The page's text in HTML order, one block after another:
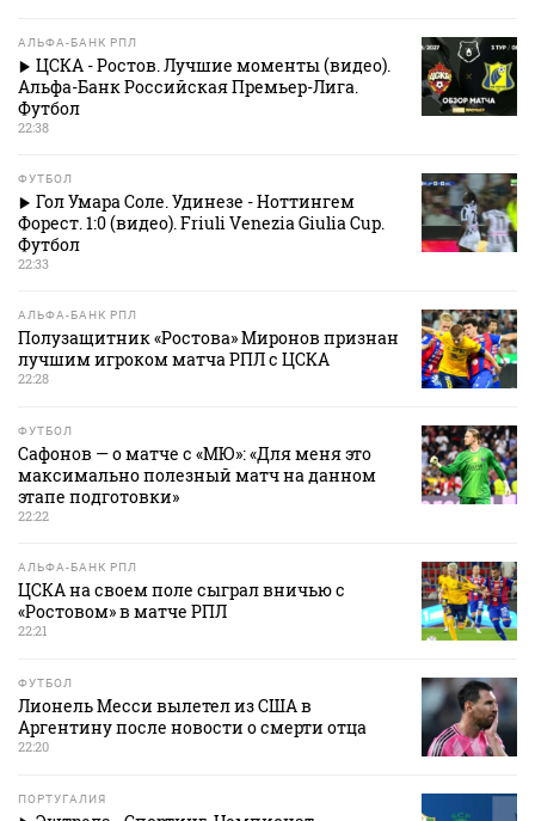
АЛЬФА-БАНК РПЛ
ЦСКА - Ростов. Лучшие моменты (видео).
Альфа-Банк Российская Премьер-Лига.
Футбол
22:38
ФУТБОЛ
Гол Умара Соле. Удинезе - Ноттингем
Форест. 1:0 (видео). Friuli Venezia Giulia Cup.
Футбол
22:33
АЛЬФА-БАНК РПЛ
Полузащитник «Ростова» Миронов признан
лучшим игроком матча РПЛ с ЦСКА
22:28
ФУТБОЛ
Сафонов — о матче с «МЮ»: «Для меня это
максимально полезный матч на данном
этапе подготовки»
22:22
АЛЬФА-БАНК РПЛ
ЦСКА на своем поле сыграл вничью с
«Ростовом» в матче РПЛ
22:21
ФУТБОЛ
Лионель Месси вылетел из США в
Аргентину после новости о смерти отца
22:20
ПОРТУГАЛИЯ